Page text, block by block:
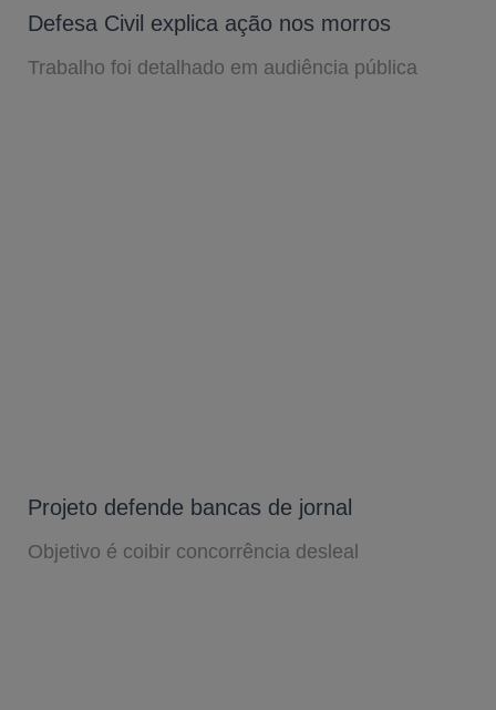
Defesa Civil explica ação nos morros
Trabalho foi detalhado em audiência pública
Projeto defende bancas de jornal
Objetivo é coibir concorrência desleal